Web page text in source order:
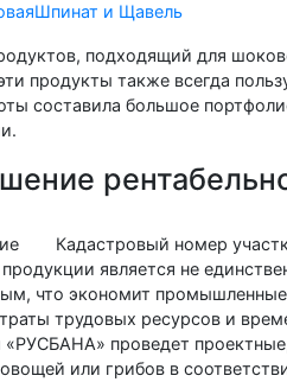
Шпинат и Щавель
подходящий для
продукты также всегда
составила большое
Кадастровый номер
продукции является не
что экономит
трудовых ресурсов и
«РУСБАНА» проведет
или грибов в